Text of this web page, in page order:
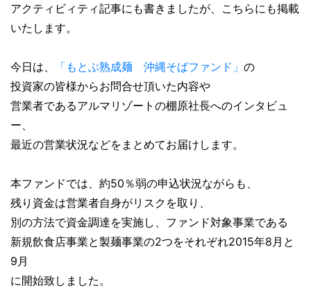
アクティビィティ記事にも書きましたが、こちらにも掲載
いたします。
今日は、 「もとぶ熟成麺 沖縄そばファンド」 の
投資家の皆様からお問合せ頂いた内容や
営業者であるアルマリゾートの棚原社長へのインタビュ
ー、
最近の営業状況などをまとめてお届けします。
本ファンドでは、約50％弱の申込状況ながらも、
残り資金は営業者自身がリスクを取り、
別の方法で資金調達を実施し、ファンド対象事業である
新規飲食店事業と製麺事業の2つをそれぞれ2015年8月と
9月
に開始致しました。